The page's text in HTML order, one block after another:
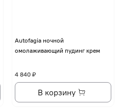
Autofagia ночной
омолаживающий пудинг крем
4 840 ₽
В корзину